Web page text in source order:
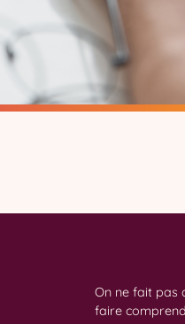
On ne fait pas
faire